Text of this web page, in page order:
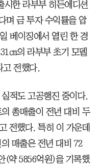
시한 라부부 히든에디션
며 금 투자 수익률을 압
베이징에서 열린 한 경
㎝의 라부부 초기 모델
고 전했다.
적도 고공행진 중이다.
총매출이 전년 대비 두
전했다. 특히 이 가운데
매출은 전년 대비 72
(약 5856억원)을 기록했